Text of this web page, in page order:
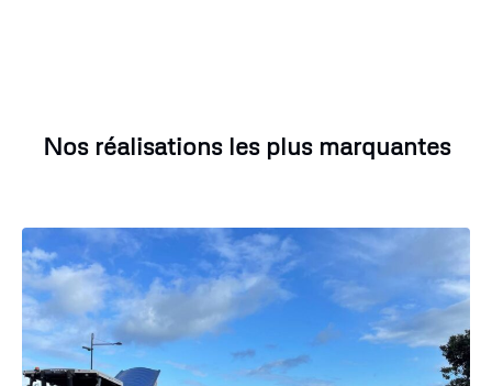
Nos réalisations les plus marquantes